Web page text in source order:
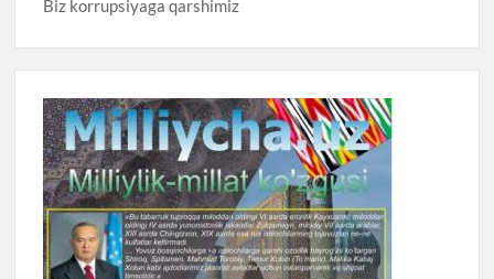
Biz korrupsiyaga qarshimiz